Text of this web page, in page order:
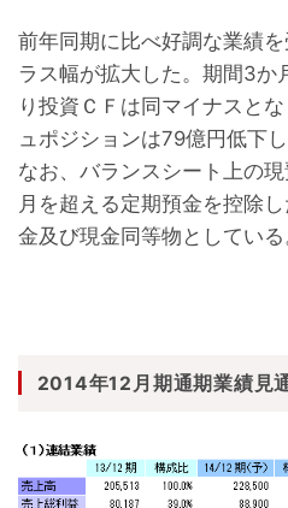
前年同期に比べ好調な業績
ラス幅が拡大した。期間3か
り投資ＣＦは同マイナスと
ュポジションは79億円低下し
なお、バランスシート上の
月を超える定期預金を控除
金及び現金同等物としている
2014年12月期通期業績見